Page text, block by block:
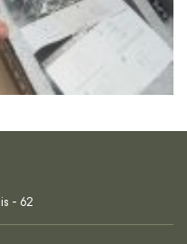
- 62